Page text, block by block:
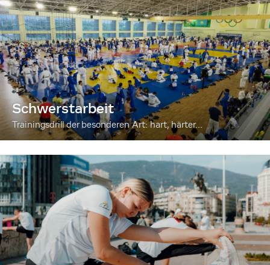
Schwerstarbeit
Trainingsdrill der besonderen Art: hart, härter...